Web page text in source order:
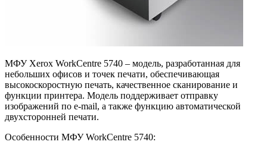
МФУ Xerox WorkCentre 5740 – модель, разработанная для
небольших офисов и точек печати, обеспечивающая
высокоскоростную печать, качественное сканирование и
функции принтера. Модель поддерживает отправку
изображений по e-mail, а также функцию автоматической
двухсторонней печати.
Особенности МФУ WorkCentre 5740: